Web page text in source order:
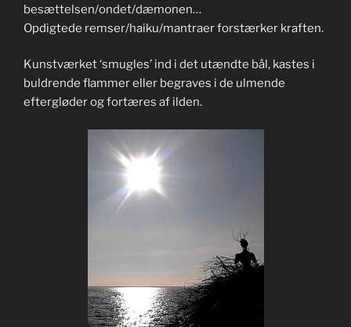
besættelsen/ondet/dæmonen…
Opdigtede remser/haiku/mantraer forstærker kraften.
Kunstværket ‘smugles’ ind i det utændte bål, kastes i
buldrende flammer eller begraves i de ulmende
eftergløder og fortæres af ilden.